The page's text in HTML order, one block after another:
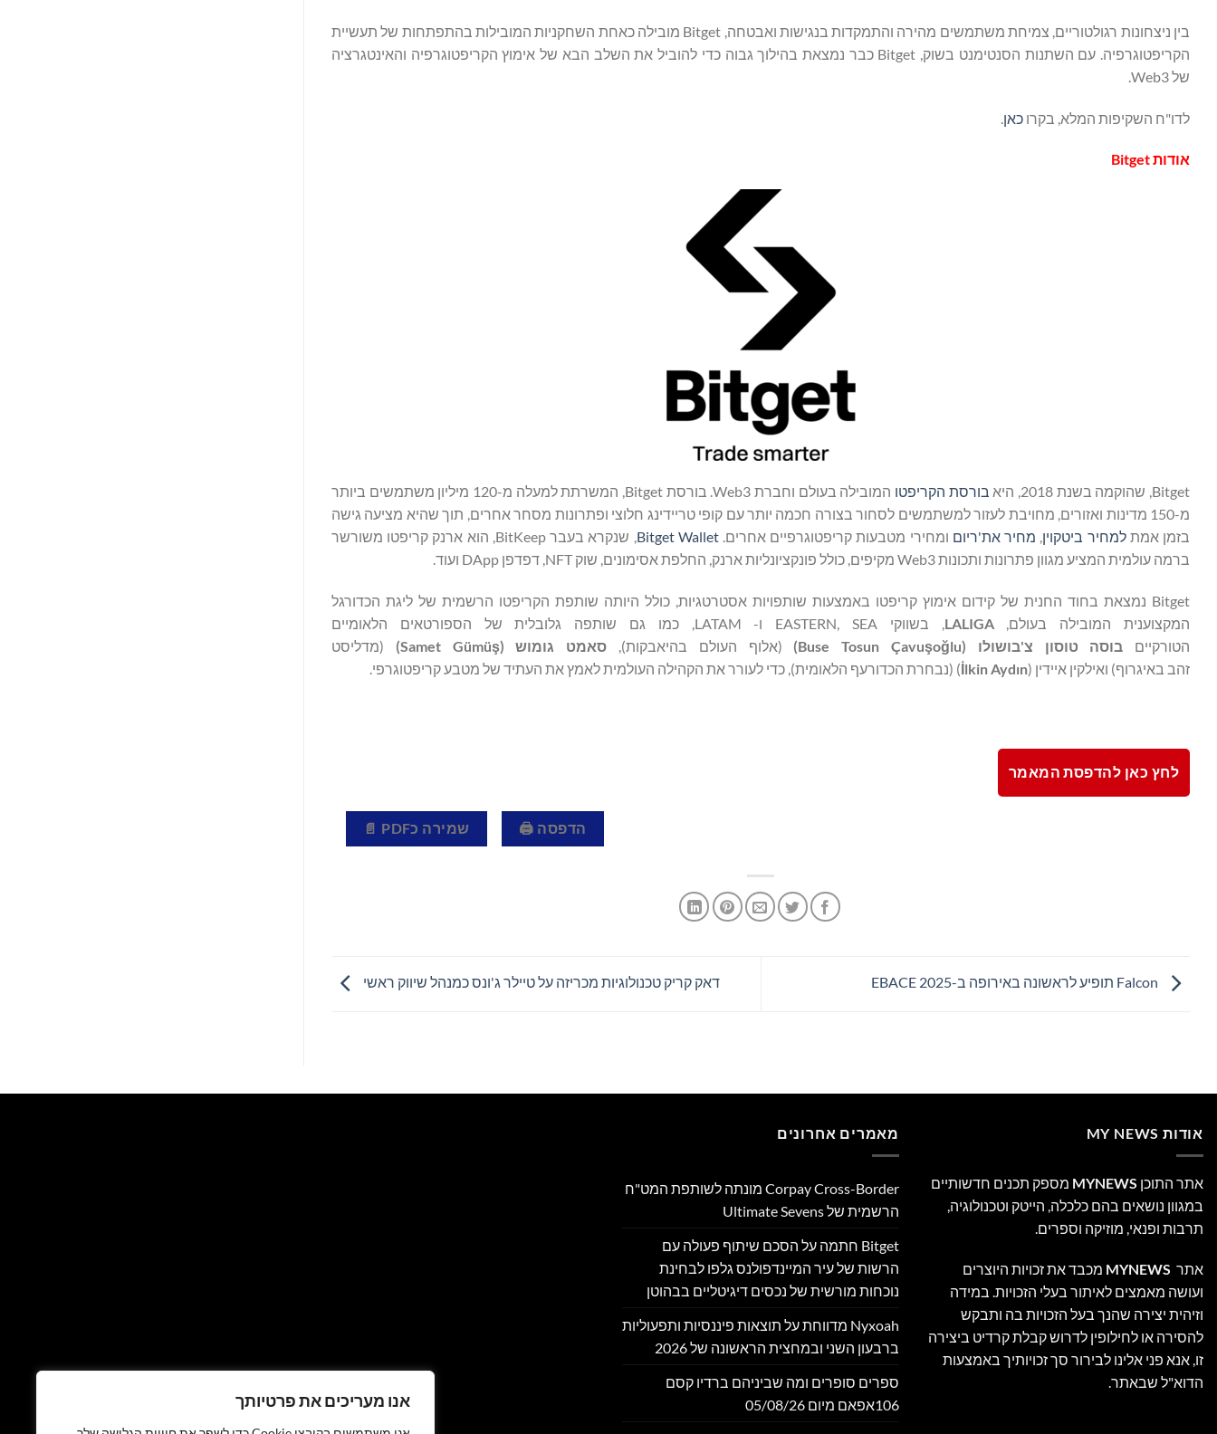
אנו מעריכים את פרטיותך
בין ניצחונות רגולטוריים, צמיחת משתמשים מהירה והתמקדות בנגישות ואבטחה, Bitget מובילה כאחת השחקניות המובילות בהתפתחות של תעשיית
הקריפטוגרפיה. עם השתנות הסנטימנט בשוק, Bitget כבר נמצאת בהילוך גבוה כדי להוביל את השלב הבא של אימוץ הקריפטוגרפיה והאינטגרציה
של Web3.
לדו"ח השקיפות המלא, בקרו כאן
אודותBitget
Bitget, שהוקמה בשנת 2018, היא בורסת הקריפטו
המובילה בעולם וחברת Web3. בורסת Bitget, המשרתת למעלה מ-120 מיליון משתמשים ביותר
מ-150 מדינות ואזורים, מחויבת לעזור למשתמשים לסחור בצורה חכמה יותר עם קופי טריידינג חלוצי ופתרונות מסחר אחרים, תוך שהיא מציעה גישה
בזמן אמתלמחיר ביטקוין, מחיר את'ריום ומחירי מטבעות קריפטוגרפיים אחרים.Bitget Wallet
, שנקרא בעבר BitKeep, הוא ארנק קריפטו משורשר
ברמה עולמית המציע מגוון פתרונות ותכונות Web3 מקיפים, כולל פונקציונליות ארנק, החלפת אסימונים, שוק NFT, דפדפן DApp ועוד.
Bitget נמצאת בחוד החנית של קידום אימוץ קריפטו באמצעות שותפויות אסטרטגיות, כולל היותה שותפת הקריפטו הרשמית של ליגת הכדורגל
המקצוענית המובילה בעולם,LALIGA
, בשווקי EASTERN, SEA ו- LATAM, כמו גם שותפה גלובלית של הספורטאים הלאומיים
הטורקיים בוסה טוסון צ'בושולו (
Buse Tosun Çavuşoğlu
) (אלוף העולם בהיאבקות), סאמט גומוש (
Samet Gümüş
) (מדליסט
זהב באיגרוף) ואילקין איידין (
İlkin Aydın ) (נבחרת הכדורעף הלאומית), כדי לעורר את הקהילה העולמית לאמץ את העתיד של מטבע קריפטוגרפי.
לחץ כאן להדפסת המאמר
הדפסה 🖨 שמירה כPDF 📄
דאק קריק טכנולוגיות מכריזה על טיילר ג'ונס כמנהל שיווק ראשי
אודות MY NEWS
אתר התוכן MYNEWS מספק תכנים חדשותיים
במגוון נושאים בהם כלכלה, הייטק וטכנולוגיה,
תרבות ופנאי, מוזיקה וספרים.
אתר MYNEWS מכבד את זכויות היוצרים
ועושה מאמצים לאיתור בעלי הזכויות. במידה
וזיהית יצירה שהנך בעל הזכויות בה ותבקש
להסירה או לחילופין לדרוש קבלת קרדיט ביצירה
זו, אנא פני אלינו לבירור סך זכויותיך באמצעות
הדוא"ל שבאתר.
מאמרים אחרונים
Corpay Cross-Border מונתה לשותפת המט"ח
הרשמית של Ultimate Sevens
Bitget חתמה על הסכם שיתוף פעולה עם
הרשות של עיר המיינדפולנס גלפו לבחינת
נוכחות מורשית של נכסים דיגיטליים בבהוטן
Nyxoah מדווחת על תוצאות פיננסיות ותפעוליות
ברבעון השני ובמחצית הראשונה של 2026
ספרים סופרים ומה שביניהם ברדיו קסם
106אפאם מיום 05/08/26